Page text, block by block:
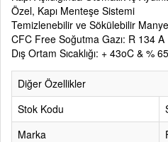
Özel, Kapı Menteşe Sistemi
Temizlenebilir ve Sökülebilir
CFC Free Soğutma Gazı: R 134 A
Dış Ortam Sıcaklığı: + 43oC & %
Diğer Özellikler
Stok Kodu
Marka